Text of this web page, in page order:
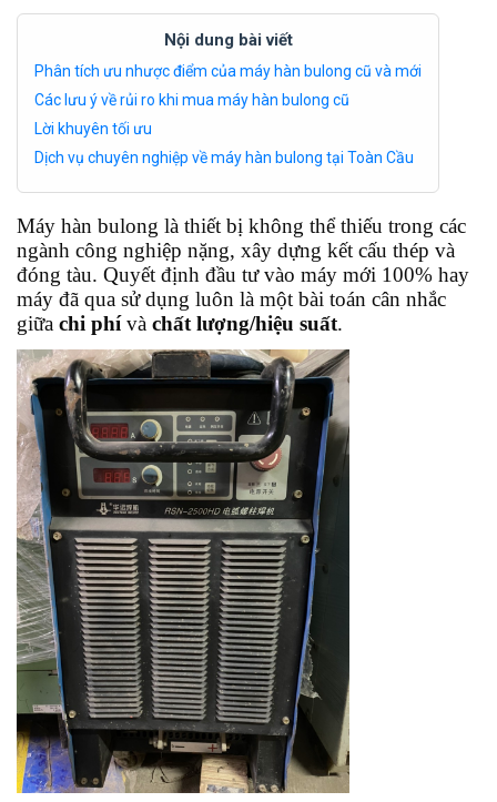
Nội dung bài viết
Phân tích ưu nhược điểm của máy hàn bulong cũ và mới
Các lưu ý về rủi ro khi mua máy hàn bulong cũ
Lời khuyên tối ưu
Dịch vụ chuyên nghiệp về máy hàn bulong tại Toàn Cầu
Máy hàn bulong là thiết bị không thể thiếu trong các
ngành công nghiệp nặng, xây dựng kết cấu thép và
đóng tàu. Quyết định đầu tư vào máy mới 100% hay
máy đã qua sử dụng luôn là một bài toán cân nhắc
giữa chi phívà chất lượng/hiệu suất.